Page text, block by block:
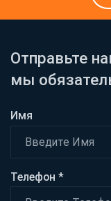
Отправьте
мы
Имя
Телефон *